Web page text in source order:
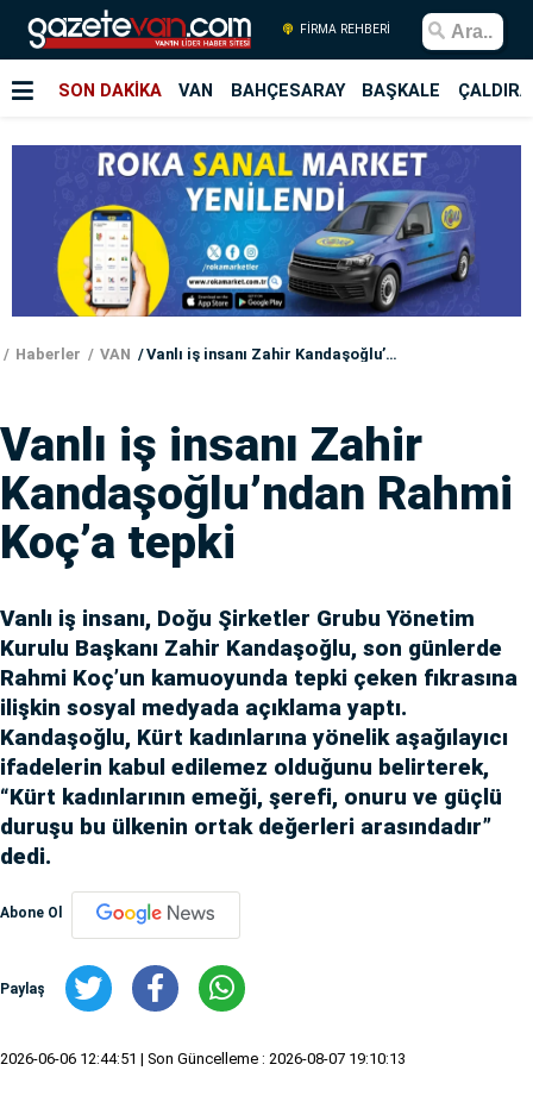
FİRMA REHBERİ
SON DAKİKA VAN BAHÇESARAY BAŞKALE
Haberler VAN Vanlı iş insanı Zahir Kandaşoğlu’ndan Rahmi Koç’a tepki
Vanlı iş insanı Zahir
Kandaşoğlu’ndan Rahmi
Koç’a tepki
Vanlı iş insanı, Doğu Şirketler Grubu Yönetim
Kurulu Başkanı Zahir Kandaşoğlu, son günlerde
Rahmi Koç’un kamuoyunda tepki çeken fıkrasına
ilişkin sosyal medyada açıklama yaptı.
Kandaşoğlu, Kürt kadınlarına yönelik aşağılayıcı
ifadelerin kabul edilemez olduğunu belirterek,
“Kürt kadınlarının emeği, şerefi, onuru ve güçlü
duruşu bu ülkenin ortak değerleri arasındadır”
dedi.
Abone Ol
Paylaş
2026-06-06 12:44:51 | Son Güncelleme : 2026-08-07 19:10:13